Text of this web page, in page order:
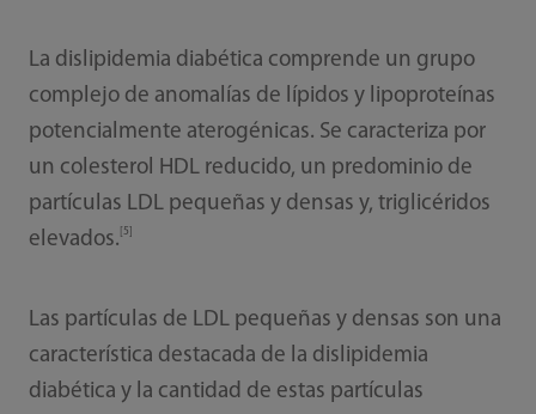
La dislipidemia diabética comprende un grupo
complejo de anomalías de lípidos y lipoproteínas
potencialmente aterogénicas. Se caracteriza por
un colesterol HDL reducido, un predominio de
partículas LDL pequeñas y densas y, triglicéridos
elevados. [5]
Las partículas de LDL pequeñas y densas son una
característica destacada de la dislipidemia
diabética y la cantidad de estas partículas